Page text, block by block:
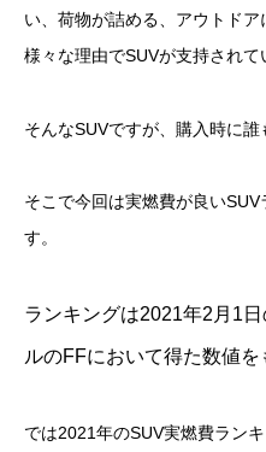
い、荷物が詰める、アウトド
様々な理由でSUVが支持されて
そんなSUVですが、購入時に
そこで今回は実燃費が良い
す。
ランキングは2021年2月1
ルのFFにおいて得た数値を
では2021年のSUV実燃費ラン